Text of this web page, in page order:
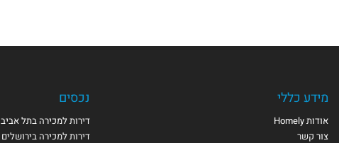
מידע כללי
אודות Homely
צור קשר
נכסים
דירות למכירה בתל אביב
דירות למכירה בירושלים